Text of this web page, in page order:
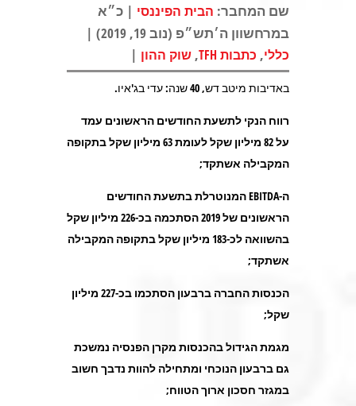
שם המחבר: הבית הפיננסי | כ״א
במרחשוון ה׳תש״פ (נוב 19, 2019) |
כללי, כתבות TFH , שוק ההון |
באדיבות מיטב דש, 40 שנה: עדי בג'איו.
רווח הנקי לתשעת החודשים הראשונים עמד
על 82 מיליון שקל לעומת 63 מיליון שקל בתקופה
המקבילה אשתקד;
ה-EBITDAהמנוטרלת בתשעת החודשים
הראשונים של 2019 הסתכמה בכ-226 מיליון שקל
בהשוואה לכ-183 מיליון שקל בתקופה המקבילה
אשתקד;
הכנסות החברה ברבעון הסתכמו בכ-227 מיליון
שקל;
מגמת הגידול בהכנסות מקרן הפנסיה נמשכת
גם ברבעון הנוכחי ומתחילה להוות נדבך חשוב
במגזר חסכון ארוך הטווח;